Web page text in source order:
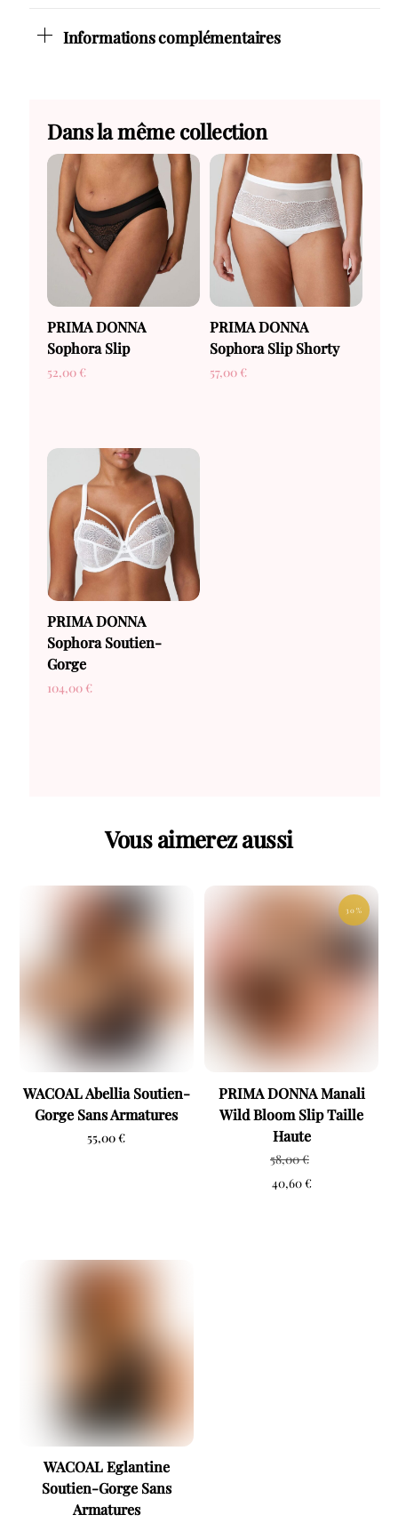
Informations complémentaires
Dans la même collection
PRIMA DONNA
Sophora Slip
52,00 €
PRIMA DONNA
Sophora Slip Shorty
57,00 €
PRIMA DONNA
Sophora Soutien-
Gorge
104,00 €
Vous aimerez aussi
WACOAL Abellia Soutien-
Gorge Sans Armatures
55,00€
30 %
PRIMA DONNA Manali
Wild Bloom Slip Taille
Haute
58,00€
40,60€
WACOAL Eglantine
Soutien-Gorge Sans
Armatures